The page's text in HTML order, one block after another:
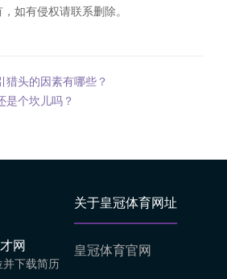
如有侵权请联系删除。
猎头的因素有哪些？
是个坎儿吗？
网
下载简历
关于皇冠体育网址
皇冠体育官网